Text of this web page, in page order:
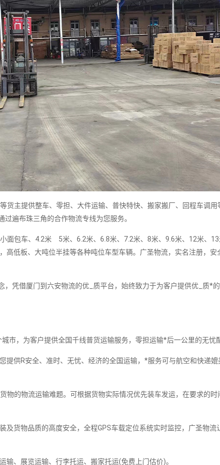
主提供整车、零担、大件运输、普快特快、搬家搬厂、回程车调用
遍布珠三角的合作物流专线为您服务。
面包车、4.2米 5米、6.2米、6.8米、7.2米、8米、9.6米、12米、13
低板、大吨位半挂等各种吨位车型车辆。广圣物流，实名注册，安
凭借厦门到六安物流的优_质平台，始终致力于为客户提供优_质*的
市，为客户提供全国千线普货运输服务，零担运输*后一公里的无忧
提供R安全、准时、无忧、经济的全国运输，*服务可与航空和快递
物的物流运输难题。可根据货物实际情况优先装车发运，在要求的
及货物品质的高度安全，全程GPS车载定位系统实时监控，广圣物流
输、展览运输、行李托运、搬家托运(免费上门估价)。